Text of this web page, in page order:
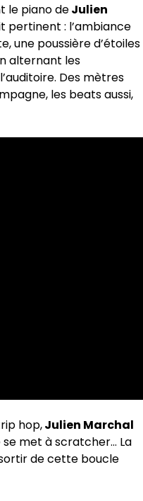
le piano deJulien
pertinent : l’ambiance
une poussière d’étoiles
alternant les
Des mètres
les beats aussi,
hop,Julien Marchal
met à scratcher… La
de cette boucle